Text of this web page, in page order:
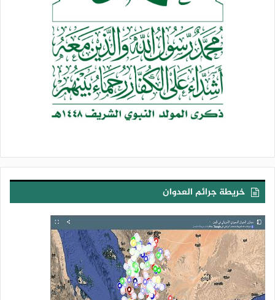
الفلسطيني ومشروعه المقاوم على مدار العقود الماضية.
من جانبه، أكد القائد العام لحرس الثورة الإيرانية، اللواء أحمد وحيدي،
أن استسلام إيران أضغاث أحلام لن يراها الأعداء إلا في قبورهم،
مشدداً على أن الشهيد القائد السيد علي الخامنئي سيظل حاضراً في
وجدان الأمة.
وقال اللواء وحيدي خلال مراسم توديع الشهيد السيد الخامنئي: “لن
الأنباء الإيرانية الرسمية.
دم القائد سيفتح بابا لوحدة الأمة الإسلامية
أما حرس الثورة الإسلامية في إيران، فقال في بيان بمناسبة مراسم
وداع السيد الخامنئي، نشرته الوكالة الإيرانية الرسمية، إن “مراسم
التشييع المهيبة ليست مجرد وداع، بل هي بعث عظيم لتجديد العهد
مع الإسلام الأصيل، والمبادئ السامية للثورة، واستمرار طريق ذلك
القائد الشهيد”.
خريطة جرائم العدوان